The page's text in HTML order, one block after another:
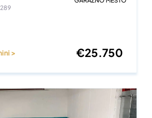
> €25.750